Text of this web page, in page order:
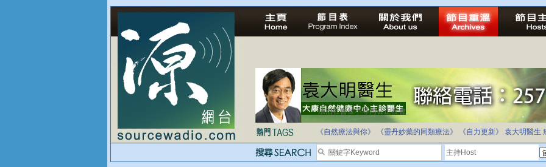
法治社會並不等同公正社會
自家教育合法化-推動多元化教育，全民學卷制
《自然療法與你》
《靈丹妙藥的同類療法》 《自力更新》 袁大明醫生